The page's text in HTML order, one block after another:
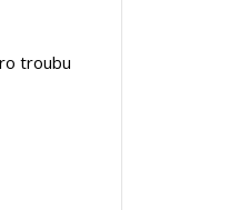
troubu